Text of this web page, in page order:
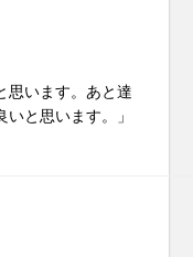
思います。あと達
と思います。」